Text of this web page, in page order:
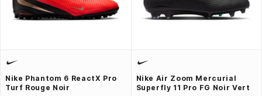
Nike Phantom 6 ReactX Pro
Turf Rouge Noir
Nike Air Zoom Mercurial
Superfly 11 Pro FG Noir Vert